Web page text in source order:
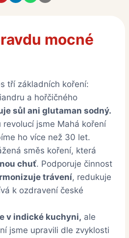
mocné
tří základních koření:
a hořčičného
sůl ani glutaman sodný.
jsme Mahá koření
ho více než 30 let.
směs koření, která
chuť. Podporuje činnost
trávení, redukuje
k ozdravení české
v indické kuchyni, ale
jsme upravili dle zvyklosti